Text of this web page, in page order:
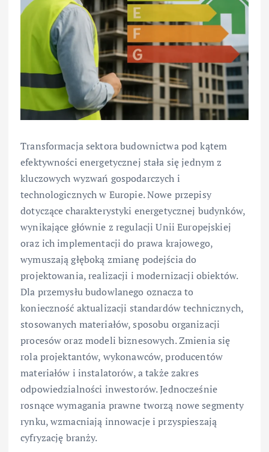
Transformacja sektora budownictwa pod kątem
efektywności energetycznej stała się jednym z
kluczowych wyzwań gospodarczych i
technologicznych w Europie. Nowe przepisy
dotyczące charakterystyki energetycznej budynków,
wynikające głównie z regulacji Unii Europejskiej
oraz ich implementacji do prawa krajowego,
wymuszają głęboką zmianę podejścia do
projektowania, realizacji i modernizacji obiektów.
Dla przemysłu budowlanego oznacza to
konieczność aktualizacji standardów technicznych,
stosowanych materiałów, sposobu organizacji
procesów oraz modeli biznesowych. Zmienia się
rola projektantów, wykonawców, producentów
materiałów i instalatorów, a także zakres
odpowiedzialności inwestorów. Jednocześnie
rosnące wymagania prawne tworzą nowe segmenty
rynku, wzmacniają innowacje i przyspieszają
cyfryzację branży.